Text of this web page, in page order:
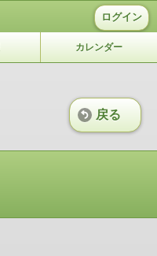
ログイン
カレンダー
戻る